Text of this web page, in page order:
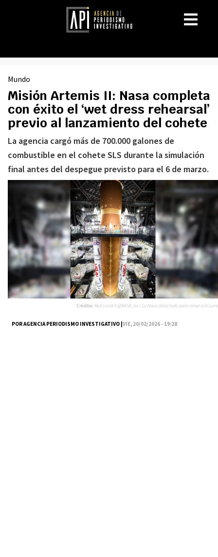
Mundo
Misión Artemis II: Nasa completa
con éxito el ‘wet dress rehearsal’
previo al lanzamiento del cohete
La agencia cargó más de 700.000 galones de
combustible en el cohete SLS durante la simulación
final antes del despegue previsto para el 6 de marzo.
POR AGENCIA PERIODISMO INVESTIGATIVO |VIE, 20/02/2026 - 19:28
Créditos:Red social X @NASA_es / La Nasa alista todo para volver a la Luna